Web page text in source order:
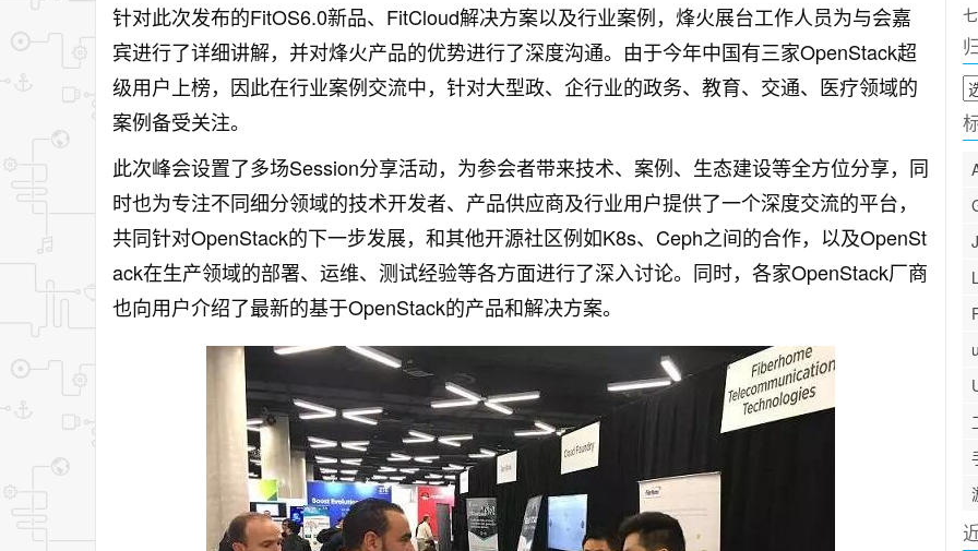
针对此次发布的FitOS6.0新品、FitCloud解决方案以及行业案例，烽火展台工作人员为与会嘉
宾进行了详细讲解，并对烽火产品的优势进行了深度沟通。由于今年中国有三家OpenStack超
级用户上榜，因此在行业案例交流中，针对大型政、企行业的政务、教育、交通、医疗领域的
案例备受关注。
此次峰会设置了多场Session分享活动，为参会者带来技术、案例、生态建设等全方位分享，同
时也为专注不同细分领域的技术开发者、产品供应商及行业用户提供了一个深度交流的平台，
共同针对OpenStack的下一步发展，和其他开源社区例如K8s、Ceph之间的合作，以及OpenSt
ack在生产领域的部署、运维、测试经验等各方面进行了深入讨论。同时，各家OpenStack厂商
也向用户介绍了最新的基于OpenStack的产品和解决方案。
归
档